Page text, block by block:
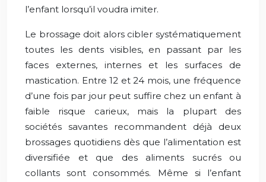
l’enfant lorsqu’il voudra imiter.
Le brossage doit alors cibler systématiquement
toutes les dents visibles, en passant par les
faces externes, internes et les surfaces de
mastication. Entre 12 et 24 mois, une fréquence
d’une fois par jour peut suffire chez un enfant à
faible risque carieux, mais la plupart des
sociétés savantes recommandent déjà deux
brossages quotidiens dès que l’alimentation est
diversifiée et que des aliments sucrés ou
collants sont consommés. Même si l’enfant